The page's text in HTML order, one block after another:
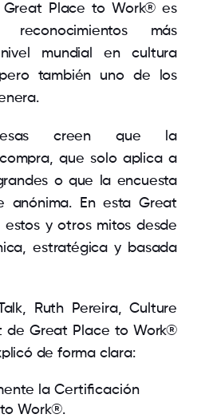
Great Place to Work® es
más
mundial en cultura
también uno de los
creen que la
que solo aplica a
o que la encuesta
anónima. En esta Great
estos y otros mitos desde
estratégica y basada
Ruth Pereira, Culture
de Great Place to Work®
de forma clara:
la Certificación
Work®.